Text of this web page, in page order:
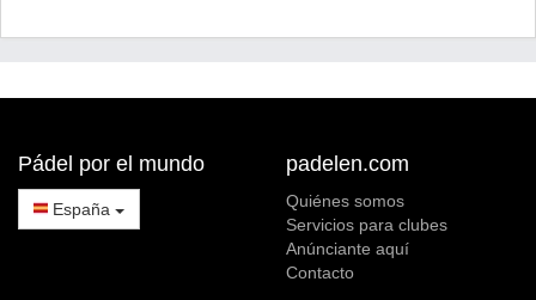
Pádel por el mundo
España
padelen.com
Quiénes somos
Servicios para clubes
Anúnciante aquí
Contacto